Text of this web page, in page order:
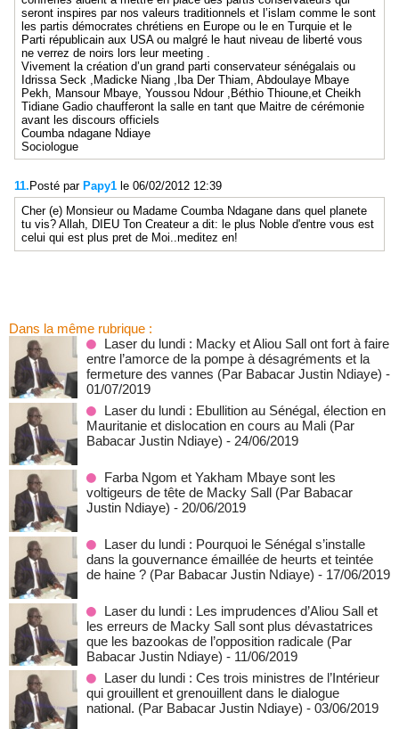
seront inspires par nos valeurs traditionnels et l’islam comme le sont
les partis démocrates chrétiens en Europe ou le en Turquie et le
Parti républicain aux USA ou malgré le haut niveau de liberté vous
ne verrez de noirs lors leur meeting .
Vivement la création d’un grand parti conservateur sénégalais ou
Idrissa Seck ,Madicke Niang ,Iba Der Thiam, Abdoulaye Mbaye
Pekh, Mansour Mbaye, Youssou Ndour ,Béthio Thioune,et Cheikh
Tidiane Gadio chaufferont la salle en tant que Maitre de cérémonie
avant les discours officiels
Coumba ndagane Ndiaye
Sociologue
11. Posté par Papy1 le 06/02/2012 12:39
Cher (e) Monsieur ou Madame Coumba Ndagane dans quel planete
tu vis? Allah, DIEU Ton Createur a dit: le plus Noble d'entre vous est
celui qui est plus pret de Moi..meditez en!
Dans la même rubrique :
Laser du lundi : Macky et Aliou Sall ont fort à faire
entre l’amorce de la pompe à désagréments et la
fermeture des vannes (Par Babacar Justin Ndiaye) -
01/07/2019
Laser du lundi : Ebullition au Sénégal, élection en
Mauritanie et dislocation en cours au Mali (Par
Babacar Justin Ndiaye) - 24/06/2019
Farba Ngom et Yakham Mbaye sont les
voltigeurs de tête de Macky Sall (Par Babacar
Justin Ndiaye) - 20/06/2019
Laser du lundi : Pourquoi le Sénégal s’installe
dans la gouvernance émaillée de heurts et teintée
de haine ? (Par Babacar Justin Ndiaye) - 17/06/2019
Laser du lundi : Les imprudences d’Aliou Sall et
les erreurs de Macky Sall sont plus dévastatrices
que les bazookas de l’opposition radicale (Par
Babacar Justin Ndiaye) - 11/06/2019
Laser du lundi : Ces trois ministres de l’Intérieur
qui grouillent et grenouillent dans le dialogue
national. (Par Babacar Justin Ndiaye) - 03/06/2019